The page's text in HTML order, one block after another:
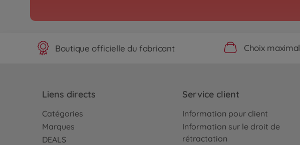
Boutique officielle du fabricant Choix maximal
Liens directs
Catégories
Marques
DEALS
Service client
Information pour client
Information sur le droit de
rétractation